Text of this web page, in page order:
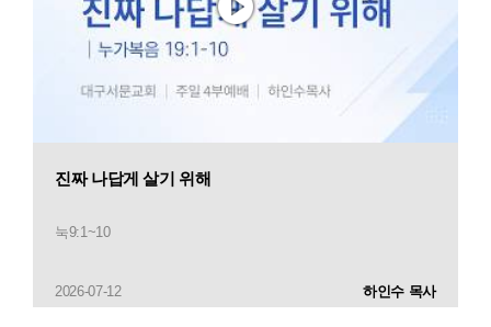
진짜 나답게 살기 위해
눅9:1~10
2026-07-12 하인수 목사